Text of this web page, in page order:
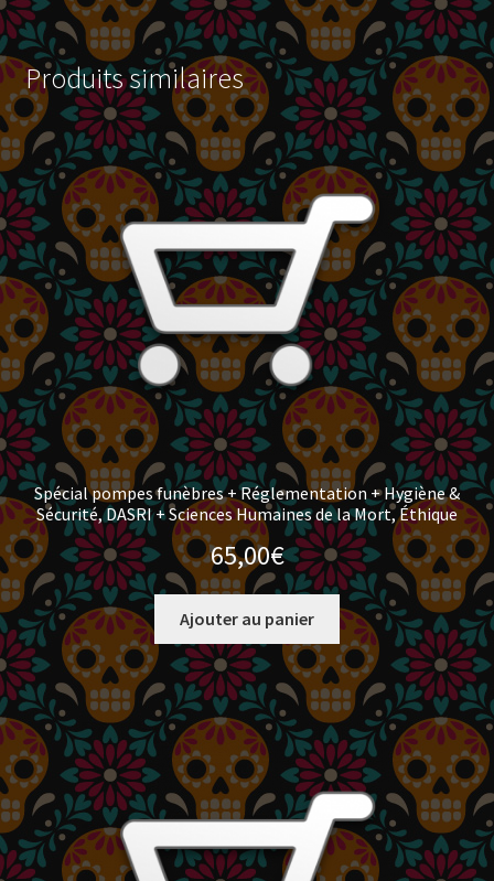
Vrai/faux
Produits similaires
Spécial pompes funèbres + Réglementation + Hygiène &
Sécurité, DASRI + Sciences Humaines de la Mort, Éthique
65,00€
Ajouter au panier